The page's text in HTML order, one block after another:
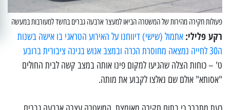
פעולות חקירה מהירות של המשטרה הביאו למעצר ארבעה גברים בחשד למעורבות במעשה
רקע פלילי: אתמול (שישי) דיווחנו על האירוע הטראגי בו אישה בשנות
ה30 לחייה נמצאה מחוסרת הכרה ובמצב אנוש בגינה ציבורית ברובע
ט' – כוחות הצלה שהגיעו למקום פינו אותה במצב קשה לבית החולים
"אסותא" אולם שם נאלצו לקבוע את מותה.